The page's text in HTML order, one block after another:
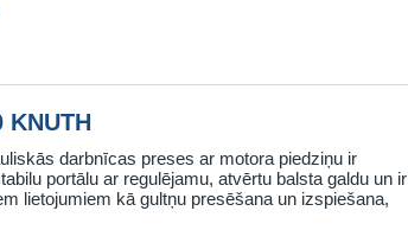
KNUTH
darbnīcas preses ar motora piedziņu ir
portālu ar regulējamu, atvērtu balsta galdu un ir
lietojumiem kā gultņu presēšana un izspiešana,